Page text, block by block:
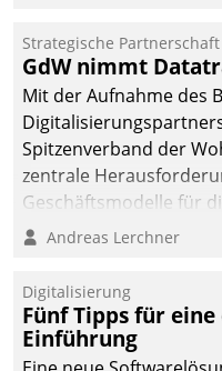
kommunale
gemeinsam mit der
Teilprozess der
Strategische Partnerschaft
GdW nimmt
Mit der Aufnahme des
Spitzenverband der
zentrale
Geschäftsmodelle für
entwickeln.
Andreas Lerchner
Digitalisierung
Fünf Tipps für
Einführung